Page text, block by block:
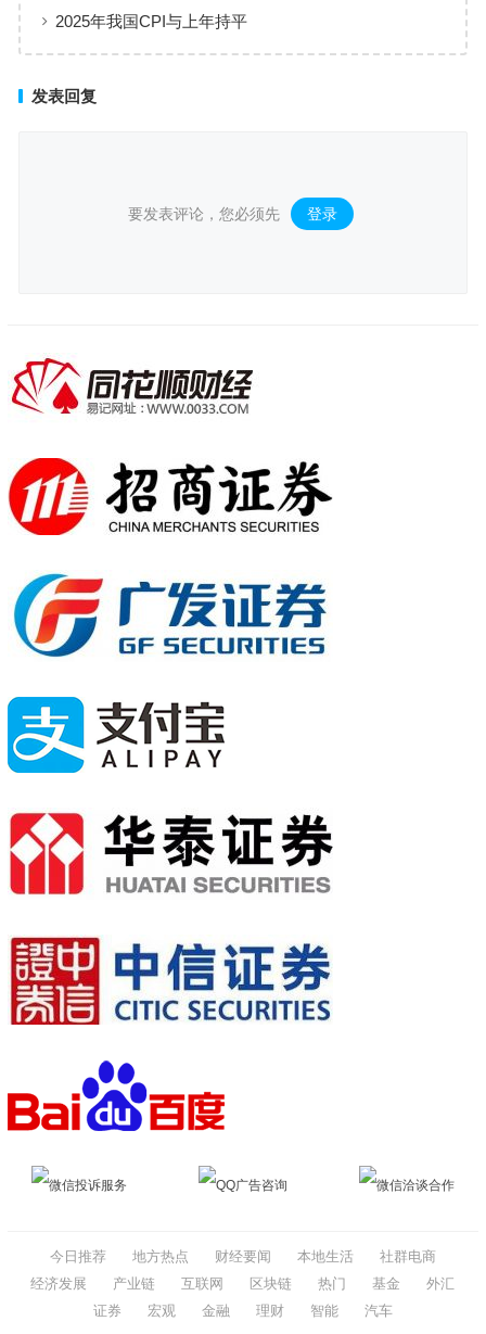
（2025）》点名华为、元戎、Momenta
2025年我国CPI与上年持平
发表回复
要发表评论，您必须先 登录 。
微信投诉服务 QQ广告咨询 微信洽谈合作
今日推荐 地方热点 财经要闻 本地生活
社群电商
经济发展
产业链 互联网 区块链 热门 基金
外汇
证券
宏观 金融 理财 智能 汽车